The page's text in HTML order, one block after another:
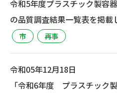
令和5年度プラスチック製容
の品質調査結果一覧表を掲載
市 再事
令和05年12月18日
「令和6年度 プラスチック